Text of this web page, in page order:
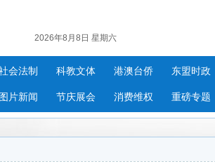
2026年8月8日 星期六
会法制 科教文体 港澳台侨 东盟时政
图片新闻 节庆展会 消费维权 重磅专题